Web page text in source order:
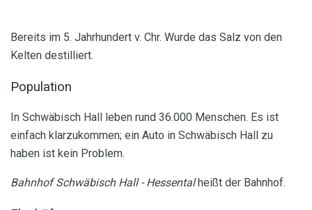
Bereits im 5. Jahrhundert v. Chr. Wurde das Salz von den
Kelten destilliert.
Population
In Schwäbisch Hall leben rund 36.000 Menschen. Es ist
einfach klarzukommen; ein Auto in Schwäbisch Hall zu
haben ist kein Problem.
Bahnhof Schwäbisch Hall - Hessentalheißt der Bahnhof.